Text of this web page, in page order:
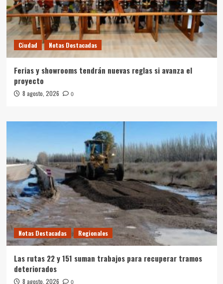
Ciudad Notas Destacadas
Ferias y showrooms tendrán nuevas reglas si avanza el
proyecto
8 agosto, 2026 0
Notas Destacadas Regionales
Las rutas 22 y 151 suman trabajos para recuperar tramos
deteriorados
8 agosto, 2026 0